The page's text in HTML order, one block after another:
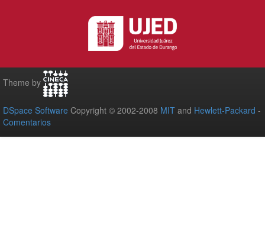
Theme by
DSpace Software Copyright © 2002-2008 MIT and Hewlett-Packard -
Comentarios